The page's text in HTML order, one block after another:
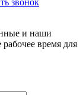
звонок
и наши
время для